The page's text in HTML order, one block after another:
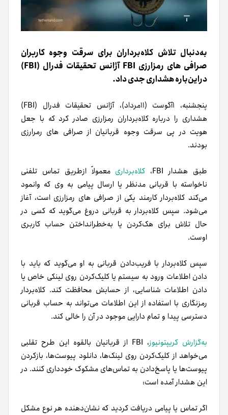
به‌دنبال تلاش کلاه‌برداران برای سرقت وجوه کاربران
صرافی های رمزارزی FBI آژانس تحقیقات فدرال (FBI)
دراین‌باره هشداری جدی داد.
پنجشنبه، ۱آگوست (۱۱مرداد)، آژانس تحقیقات فدرال (FBI)
هشداری را درباره کلاه‌برداران رمزارزی صادر کرد که با جعل
هویت در پی سرقت وجوه قربانیان از صرافی های رمرارزی
بودند.
طبق هشدار FBI، کلاه‌برداری معمولاً ازطریق تماس تلفنی
ناخواسته با قربانی مدنظر یا ارسال پیامی به وی که وانمود
می‌کند کلاه‌بردار کارمند یکی از صرافی های رمزارزی است، آغاز
می‌شود. سپس کلاه‌بردار به قربانی دروغ می‌گوید که کسی در
حال تلاش برای هک‌کردن یا به‌خطر‌انداختن حساب کاربری
اوست.
سپس کلاه‌بردار با فریب‌دادن قربانی به او می‌گوید که باید با
دادن اطلاعات ورود به سیستم یا کلیک‌کردن روی لینکی خاص یا
دادن اطلاعات شناسایی، از حسابش محافظت کند. کلاه‌بردار
رمزنگاری با استفاده از این اطلاعات می‌تواند به حساب قربانی
دسترسی پیدا و تمام دارایی موجود در آن را خالی کند.
به‌گزارش کریپتونیوز
، FBI از قربانیان بالقوه این طرح تقلبی
می‌خواهد از کلیک‌کردن روی لینک‌ها، دانلود پیوست‌ها، بازکردن
پیوست‌ها یا پاسخ‌دادن به تماس‌های مشکوک خودداری کنند. در
این هشدار آمده است:
اگر تماس یا پیامی دریافت کردید که نشان‌دهنده هر نوع مشکل